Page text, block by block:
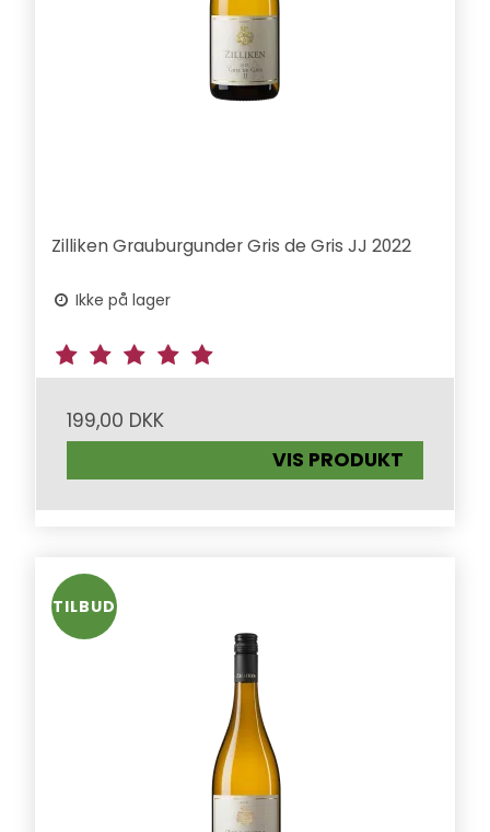
Zilliken Grauburgunder Gris de Gris JJ 2022
Ikke på lager
199,00 DKK
VIS PRODUKT
TILBUD